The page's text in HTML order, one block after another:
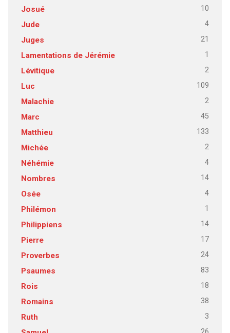
Josué 10
Jude 4
Juges 21
Lamentations de Jérémie 1
Lévitique 2
Luc 109
Malachie 2
Marc 45
Matthieu 133
Michée 2
Néhémie 4
Nombres 14
Osée 4
Philémon 1
Philippiens 14
Pierre 17
Proverbes 24
Psaumes 83
Rois 18
Romains 38
Ruth 3